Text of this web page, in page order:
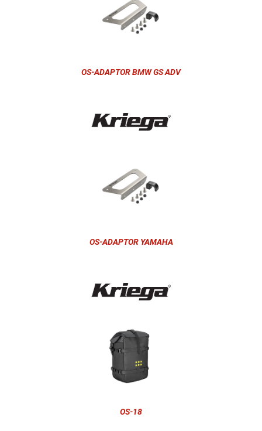
OS-ADAPTOR BMW GS ADV
OS-ADAPTOR YAMAHA
OS-18